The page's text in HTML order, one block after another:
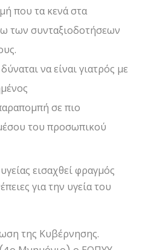
που τα κενά στα
των συνταξιοδοτήσεων
να είναι γιατρός με
σε πιο
του προσωπικού
εισαχθεί φραγμός
για την υγεία του
της Κυβέρνησης.